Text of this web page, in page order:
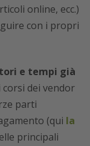
online, ecc.)
con i propri
e tempi già
dei vendor
parti
(qui la
principali